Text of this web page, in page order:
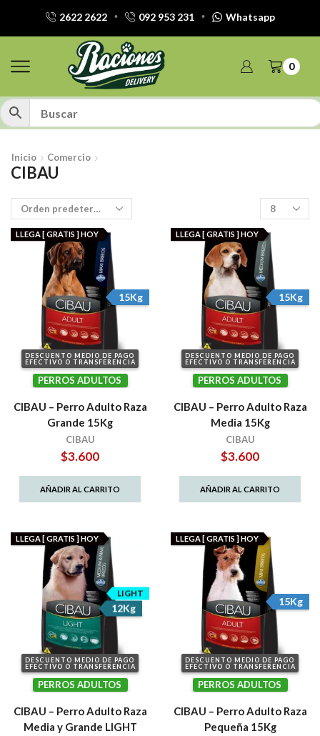
2622 2622 092 953 231 Whatsapp
0
Inicio Comercio
CIBAU
Productos
por
pagina
DESCUENTO MEDIO DE PAGO
EFECTIVO O TRANSFERENCIA
15Kg
LLEGA [ GRATIS ] HOY
PERROS ADULTOS
CIBAU – Perro Adulto Raza
Grande 15Kg
CIBAU
$3.600
AÑADIR AL CARRITO
DESCUENTO MEDIO DE PAGO
EFECTIVO O TRANSFERENCIA
15Kg
LLEGA [ GRATIS ] HOY
PERROS ADULTOS
CIBAU – Perro Adulto Raza
Media 15Kg
CIBAU
$3.600
AÑADIR AL CARRITO
LIGHT
12Kg
DESCUENTO MEDIO DE PAGO
EFECTIVO O TRANSFERENCIA
LLEGA [ GRATIS ] HOY
PERROS ADULTOS
CIBAU – Perro Adulto Raza
Media y Grande LIGHT
DESCUENTO MEDIO DE PAGO
EFECTIVO O TRANSFERENCIA
15Kg
LLEGA [ GRATIS ] HOY
PERROS ADULTOS
CIBAU – Perro Adulto Raza
Pequeña 15Kg